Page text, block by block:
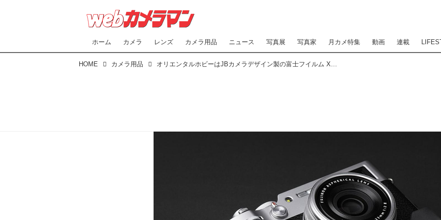
ホーム カメラ レンズ カメラ用品 ニュース 写真展 写真家 月カメ特集 動画 連載
HOME カメラ用品 オリエンタルホビーはJBカメラデザイン製の富士フイルム X100V専用プログリップケースを発売開始。税込価格は6600円。